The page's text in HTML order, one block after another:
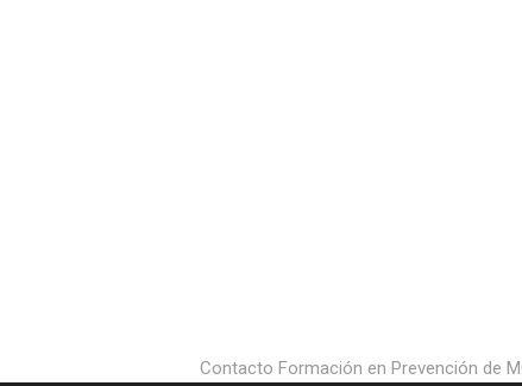
Contacto Formación en Prevención de